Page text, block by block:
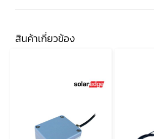
สินค้าเกี่ยวข้อง